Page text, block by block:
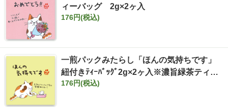
ィーバッグ 2g×2ヶ入
176円(税込)
一煎パックみたらし「ほんの気持ちです」
紐付きﾃｨｰﾊﾞｯｸﾞ2g×2ヶ入※濃旨緑茶ティー
バッグor和紅茶orほうじ茶
176円(税込)